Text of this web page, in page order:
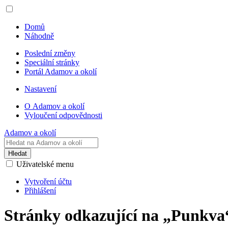
Domů
Náhodně
Poslední změny
Speciální stránky
Portál Adamov a okolí
Nastavení
O Adamov a okolí
Vyloučení odpovědnosti
Adamov a okolí
Hledat
Uživatelské menu
Vytvoření účtu
Přihlášení
Stránky odkazující na